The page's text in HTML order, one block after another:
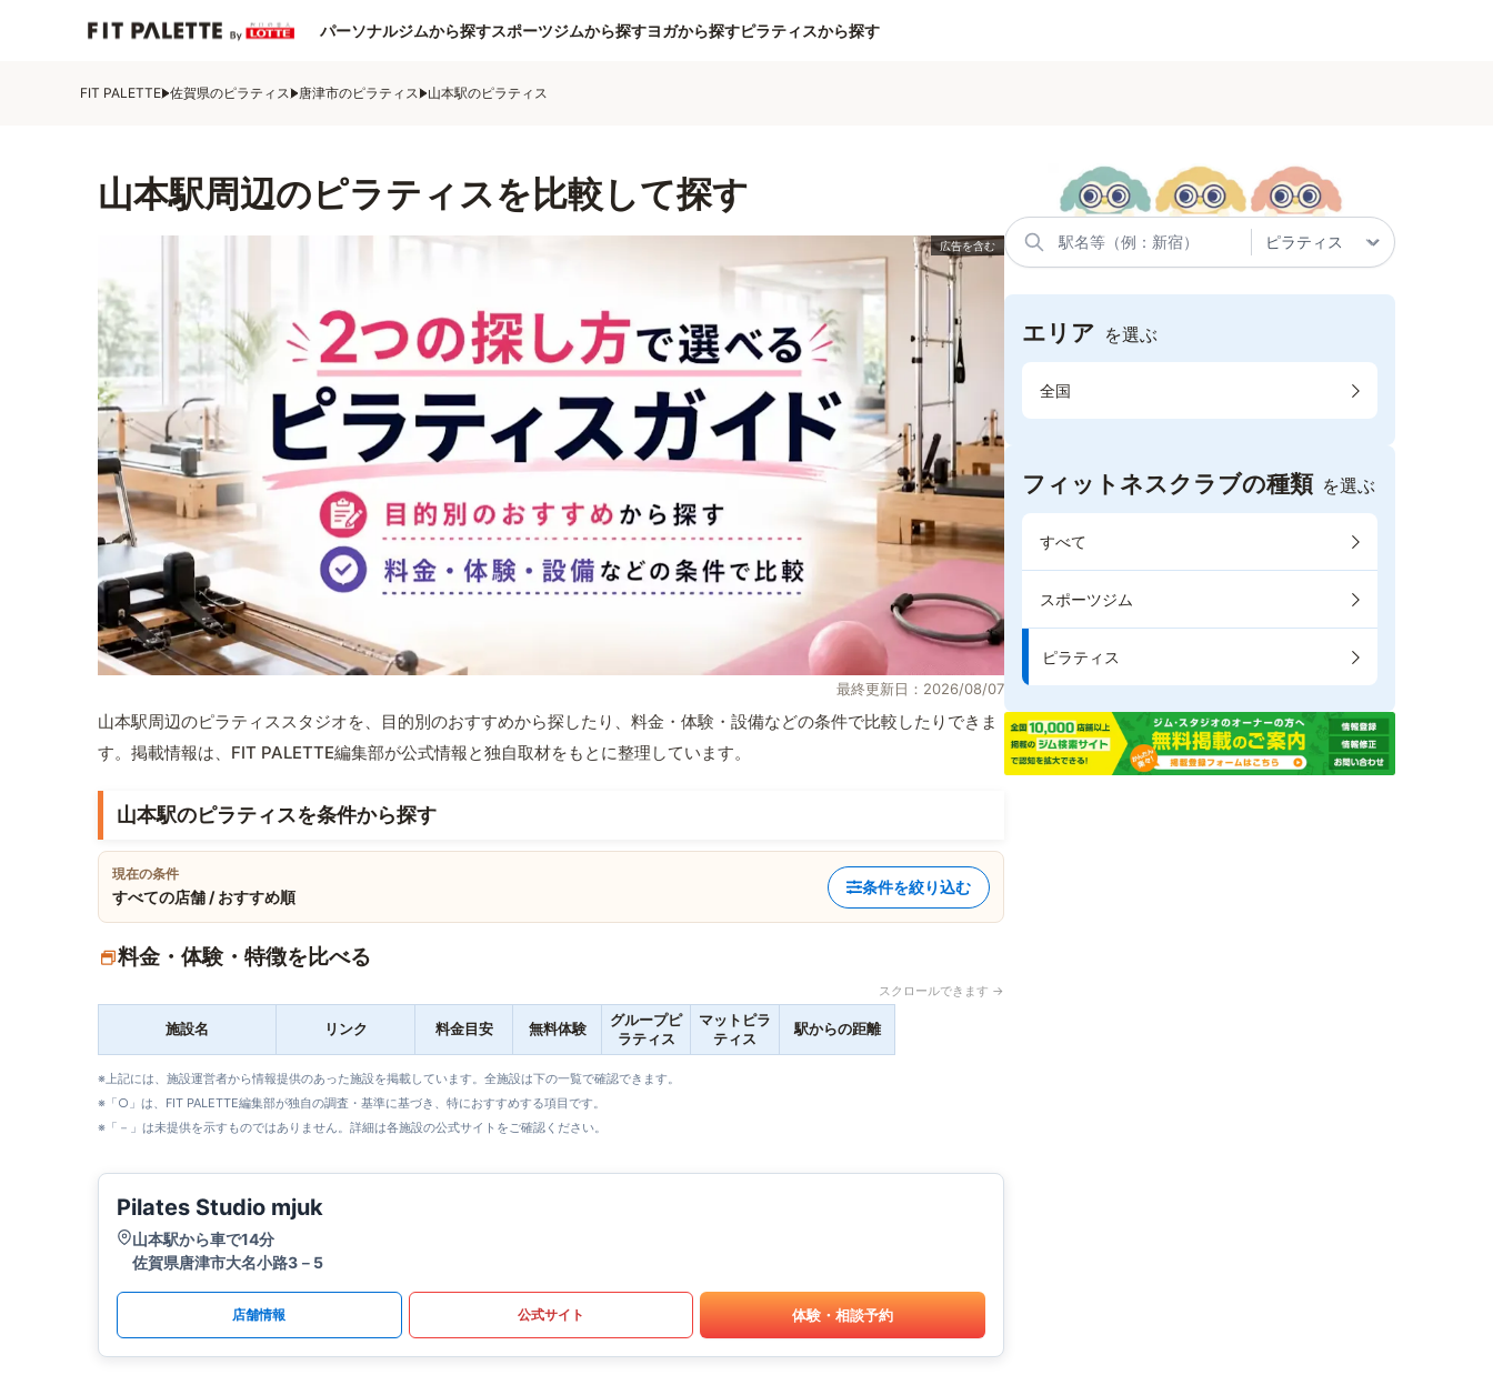
パーソナルジムから探すスポーツジムから探すヨガから探すピラティスから探す
FIT PALETTE 佐賀県のピラティス 唐津市のピラティス 山本駅のピラティス
山本駅周辺のピラティスを比較して探す
最終更新日：2026/08/07
山本駅周辺のピラティススタジオを、目的別のおすすめから探したり、料金・体験・設備などの条件で比較したりできま
す。掲載情報は、FIT PALETTE編集部が公式情報と独自取材をもとに整理しています。
山本駅のピラティスを条件から探す
現在の条件
すべての店舗 / おすすめ順
条件を絞り込む
料金・体験・特徴を比べる
スクロールできます →
施設名 リンク 料金目安 無料体験
グループピ
ラティス
マットピラ
ティス
駅からの距離
※上記には、施設運営者から情報提供のあった施設を掲載しています。全施設は下の一覧で確認できます。
※「○」は、FIT PALETTE編集部が独自の調査・基準に基づき、特におすすめする項目です。
※「－」は未提供を示すものではありません。詳細は各施設の公式サイトをご確認ください。
Pilates Studio mjuk
山本駅から車で14分
佐賀県唐津市大名小路3－5
店舗情報 公式サイト 体験・相談予約
エリア を選ぶ
全国
フィットネスクラブの種類 を選ぶ
すべて
スポーツジム
ピラティス